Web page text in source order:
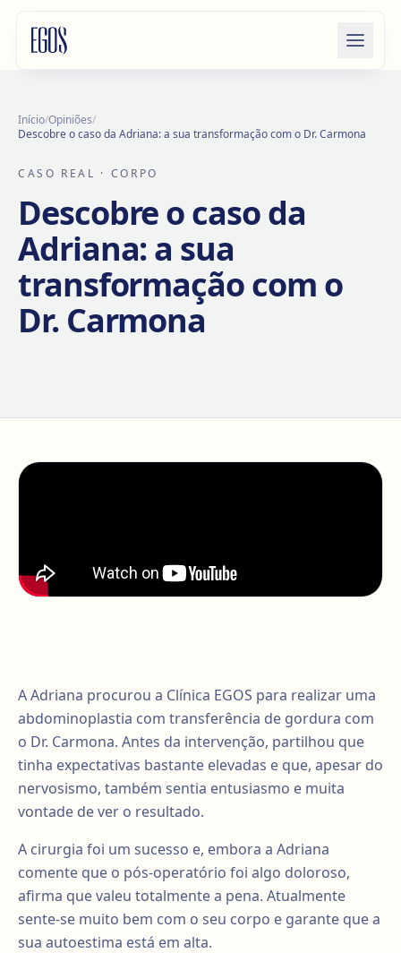
Início/Opiniões/
Descobre o caso da Adriana: a sua transformação com o Dr. Carmona
CASO REAL · CORPO
Descobre o caso da
Adriana: a sua
transformação com o
Dr. Carmona
A Adriana procurou a Clínica EGOS para realizar uma
abdominoplastia com transferência de gordura com
o Dr. Carmona. Antes da intervenção, partilhou que
tinha expectativas bastante elevadas e que, apesar do
nervosismo, também sentia entusiasmo e muita
vontade de ver o resultado.
A cirurgia foi um sucesso e, embora a Adriana
comente que o pós-operatório foi algo doloroso,
afirma que valeu totalmente a pena. Atualmente
sente-se muito bem com o seu corpo e garante que a
sua autoestima está em alta.